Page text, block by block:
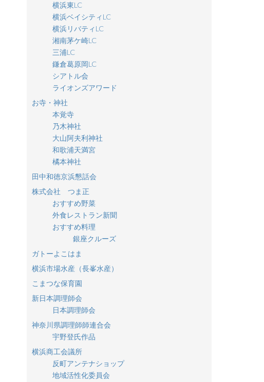
横浜東LC
横浜ベイシティLC
横浜リバティLC
湘南茅ケ崎LC
三浦LC
鎌倉葛原岡LC
シアトル会
ライオンズアワード
お寺・神社
本覚寺
乃木神社
大山阿夫利神社
和歌浦天満宮
橘本神社
田中和徳京浜懇話会
株式会社 つま正
おすすめ野菜
外食レストラン新聞
おすすめ料理
銀座クルーズ
ガトーよこはま
横浜市場水産（長峯水産）
こまつな保育園
新日本調理師会
日本調理師会
神奈川県調理師師連合会
宇野登氏作品
横浜商工会議所
反町アンテナショップ
地域活性化委員会